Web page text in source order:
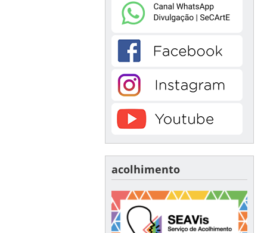
acolhimento